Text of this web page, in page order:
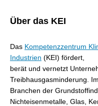
Über das KEI
Das Kompetenzzentrum
Industrien (KEI) fördert,
berät und vernetzt
Treibhausgasminderung.
Branchen der
Nichteisenmetalle, Glas,